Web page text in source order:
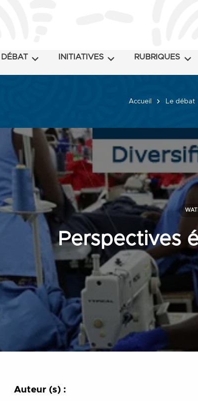
DÉBAT INITIATIVES RUBRIQUES
Accueil Le débat
Perspectives
Auteur (s) :